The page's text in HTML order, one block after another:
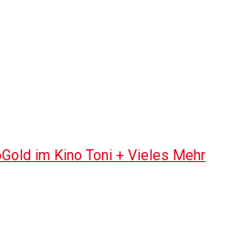
im Kino Toni + Vieles Mehr